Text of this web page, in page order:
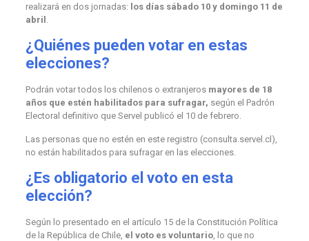
realizará en dos jornadas: los días sábado 10 y domingo 11 de
abril
¿Quiénes pueden votar en estas
elecciones?
Podrán votar todos los chilenos o extranjerosmayores de 18
años que estén habilitados para sufragar, según el Padrón
Electoral definitivo que Servel publicó el 10 de febrero.
Las personas que no estén en este registro (consulta.servel.cl),
no están habilitados para sufragar en las elecciones.
¿Es obligatorio el voto en esta
elección?
Según lo presentado en el artículo 15 de la Constitución Política
de la República de Chile, el voto es voluntario, lo que no